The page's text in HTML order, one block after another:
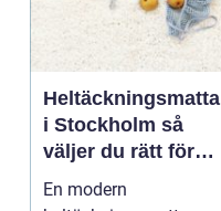
Heltäckningsmatta
i Stockholm så
väljer du rätt för
hem och kontor
En modern